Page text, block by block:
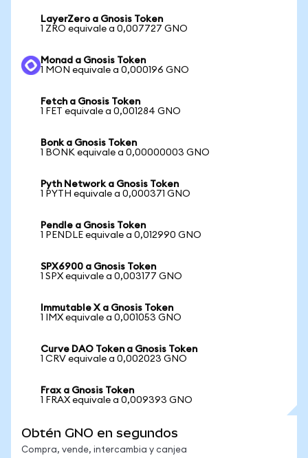
LayerZero a Gnosis Token
1 ZRO equivale a 0,007727 GNO
Monad a Gnosis Token
1 MON equivale a 0,000196 GNO
Fetch a Gnosis Token
1 FET equivale a 0,001284 GNO
Bonk a Gnosis Token
1 BONK equivale a 0,00000003 GNO
Pyth Network a Gnosis Token
1 PYTH equivale a 0,000371 GNO
Pendle a Gnosis Token
1 PENDLE equivale a 0,012990 GNO
SPX6900 a Gnosis Token
1 SPX equivale a 0,003177 GNO
Immutable X a Gnosis Token
1 IMX equivale a 0,001053 GNO
Curve DAO Token a Gnosis Token
1 CRV equivale a 0,002023 GNO
Frax a Gnosis Token
1 FRAX equivale a 0,009393 GNO
Obtén GNO en segundos
Compra, vende, intercambia y canjea